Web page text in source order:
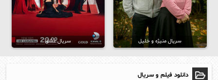
سریال منیژه و خلیل سریال عشق
دانلود فیلم و سریال